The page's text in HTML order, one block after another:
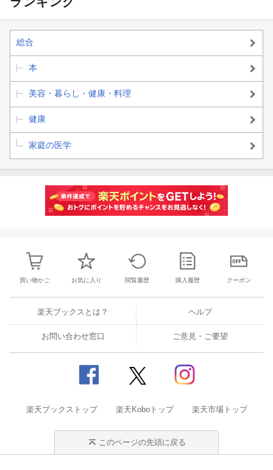
総合
本
美容・暮らし・健康・料理
健康
家庭の医学
買い物かご お気に入り 閲覧履歴 購入履歴 クーポン
楽天ブックスとは？ ヘルプ
お問い合わせ窓口 ご意見・ご要望
楽天ブックストップ 楽天Koboトップ 楽天市場トップ
このページの先頭に戻る